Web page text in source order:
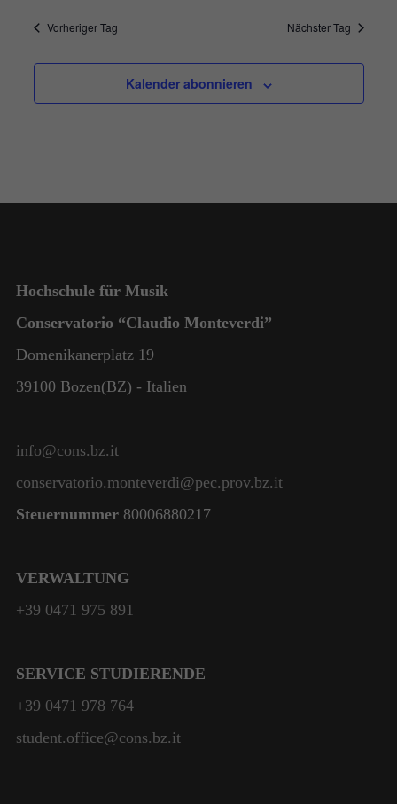
Vorheriger Tag Nächster Tag
Kalender abonnieren
Hochschule für Musik
Conservatorio “Claudio Monteverdi”
Domenikanerplatz 19
39100 Bozen(BZ) - Italien
info@cons.bz.it
conservatorio.monteverdi@pec.prov.bz.it
Steuernummer 80006880217
VERWALTUNG
+39 0471 975 891
SERVICE STUDIERENDE
+39 0471 978 764
student.office@cons.bz.it